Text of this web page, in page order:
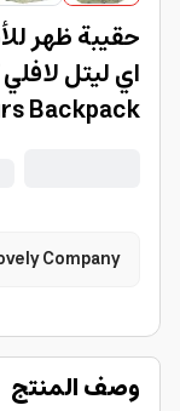
حقيبة ظهر
Backpack
Company
وصف المنتج